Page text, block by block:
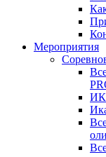
Мероприятия